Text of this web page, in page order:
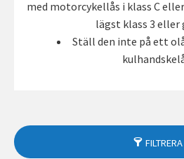
med motorcykellås i klass C
lägst klass 3 eller
Ställ den inte på ett
FILTRERA